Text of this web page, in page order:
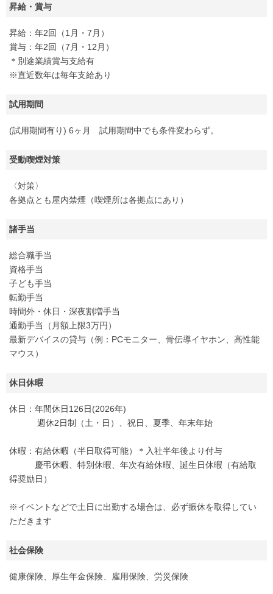
昇給・賞与
昇給：年2回（1月・7月）
賞与：年2回（7月・12月）
＊別途業績賞与支給有
※直近数年は毎年支給あり
試用期間
(試用期間有り) 6ヶ月 試用期間中でも条件変わらず。
受動喫煙対策
〈対策〉
各拠点とも屋内禁煙（喫煙所は各拠点にあり）
諸手当
総合職手当
資格手当
子ども手当
転勤手当
時間外・休日・深夜割増手当
通勤手当（月額上限3万円）
最新デバイスの貸与（例：PCモニター、骨伝導イヤホン、高性能
マウス）
休日休暇
休日：年間休日126日(2026年)
週休2日制（土・日）、祝日、夏季、年末年始
休暇：有給休暇（半日取得可能）＊入社半年後より付与
慶弔休暇、特別休暇、年次有給休暇、誕生日休暇（有給取
得奨励日）
※イベントなどで土日に出勤する場合は、必ず振休を取得してい
ただきます
社会保険
健康保険、厚生年金保険、雇用保険、労災保険